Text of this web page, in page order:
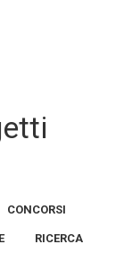
CONCORSI
RICERCA